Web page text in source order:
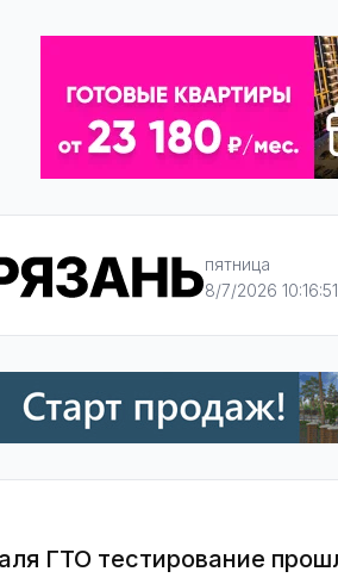
пятница
8/7/2026
ГТО тестирование